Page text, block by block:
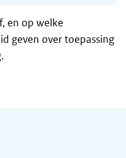
en op welke
geven over toepassing